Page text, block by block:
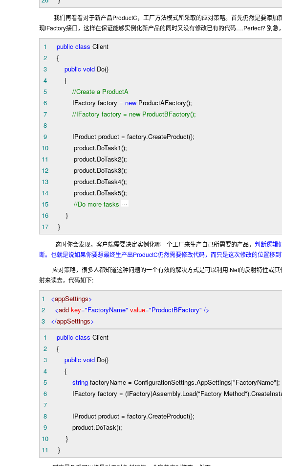
我们再看看对于新产品ProductC ，工厂方法模式所采取的应对策略。首先仍然是要添加
现IFactory接口，这样在保证能够实例化新产品的同时又没有修改已有的代码….Perfect? 别急
1 public class Client
2
{
3
public void Do()
4
{
5
//Create a ProductA
6
IFactory factory = new ProductAFactory();
7
//IFactory factory = new ProductBFactory();
8
9
IProduct product = factory.CreateProduct();
10
product.DoTask1();
11
product.DoTask2();
12
product.DoTask3();
13
product.DoTask4();
14
product.DoTask5();
15
//Do more tasks
16
}
17
}
这时你会发现，客户端需要决定实例化哪一个工厂来生产自己所需要的产品， 判断逻辑
断。也就是说如果你要想最终生产出ProductC仍然需要修改代码，而只是这次修改的位置移到
应对策略，很多人都知道这种问题的一个有效的解决方式是可以利用 .Net的反射特性或其
射来读去，代码如下:
1 <appSettings>
2
<add key="FactoryName" value="ProductBFactory" />
3
</appSettings>
1
public class Client
2
{
3
public void Do()
4
{
5
string factoryName = ConfigurationSettings.AppSettings["FactoryName"];
6
IFactory factory = (IFactory)Assembly.Load("Factory Method"
7
8
IProduct product = factory.CreateProduct();
9
product.DoTask();
10
}
11
}